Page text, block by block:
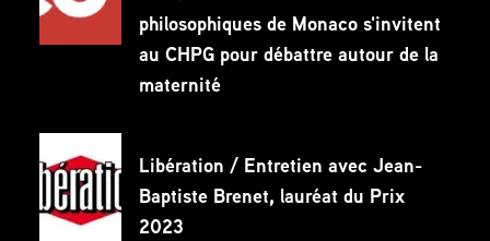
philosophiques de Monaco s'invitent
au CHPG pour débattre autour de la
maternité
Libération / Entretien avec Jean-
Baptiste Brenet, lauréat du Prix
2023